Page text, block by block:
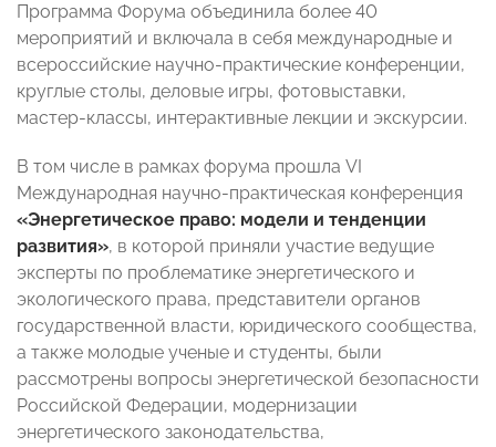
Программа Форума объединила более 40
мероприятий и включала в себя международные и
всероссийские научно-практические конференции,
круглые столы, деловые игры, фотовыставки,
мастер-классы, интерактивные лекции и экскурсии.
В том числе в рамках форума прошла VI
Международная научно-практическая конференция
«Энергетическое право: модели и тенденции
развития», в которой приняли участие ведущие
эксперты по проблематике энергетического и
экологического права, представители органов
государственной власти, юридического сообщества,
а также молодые ученые и студенты, были
рассмотрены вопросы энергетической безопасности
Российской Федерации, модернизации
энергетического законодательства,